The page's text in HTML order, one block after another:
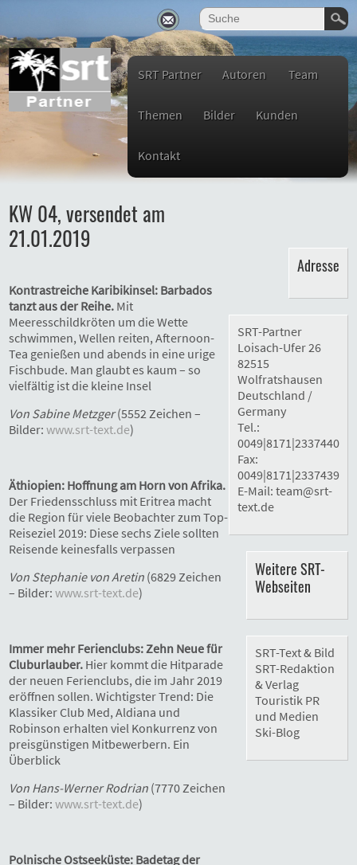
SRT Partner Autoren Team
Themen Bilder Kunden
Kontakt
KW 04, versendet am
21.01.2019
Kontrastreiche Karibikinsel: Barbados
tanzt aus der Reihe. Mit
Meeresschildkröten um die Wette
schwimmen, Wellen reiten, Afternoon-
Tea genießen und abends in eine urige
Fischbude. Man glaubt es kaum – so
vielfältig ist die kleine Insel
Von Sabine Metzger(5552 Zeichen –
Bilder: www.srt-text.de)
Äthiopien: Hoffnung am Horn von Afrika.
Der Friedensschluss mit Eritrea macht
die Region für viele Beobachter zum Top-
Reiseziel 2019: Diese sechs Ziele sollten
Reisende keinesfalls verpassen
Von Stephanie von Aretin (6829 Zeichen
– Bilder: www.srt-text.de)
Immer mehr Ferienclubs: Zehn Neue für
Cluburlauber. Hier kommt die Hitparade
der neuen Ferienclubs, die im Jahr 2019
eröffnen sollen. Wichtigster Trend: Die
Klassiker Club Med, Aldiana und
Robinson erhalten viel Konkurrenz von
preisgünstigen Mitbewerbern. Ein
Überblick
Von Hans-Werner Rodrian (7770 Zeichen
– Bilder: www.srt-text.de)
Polnische Ostseeküste: Badetag der
Adresse
SRT-Partner
Loisach-Ufer 26
82515
Wolfratshausen
Deutschland /
Germany
Tel.:
0049|8171|2337440
Fax:
0049|8171|2337439
E-Mail: team@srt-
text.de
Weitere SRT-
Webseiten
SRT-Text & Bild
SRT-Redaktion
& Verlag
Touristik PR
und Medien
Ski-Blog